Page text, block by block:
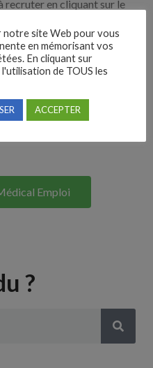
recruter en cliquant sur le
entreprises
adipiscing elit. Ut
mattis, pulvinar dapibus
Emploi
?
notre site Web pour vous
en mémorisant vos
En cliquant sur
de TOUS les
ACCEPTER